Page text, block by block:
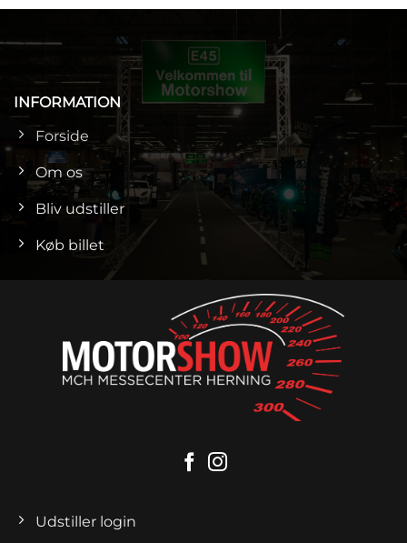
INFORMATION
Forside
Om os
Bliv udstiller
Køb billet
Udstiller login